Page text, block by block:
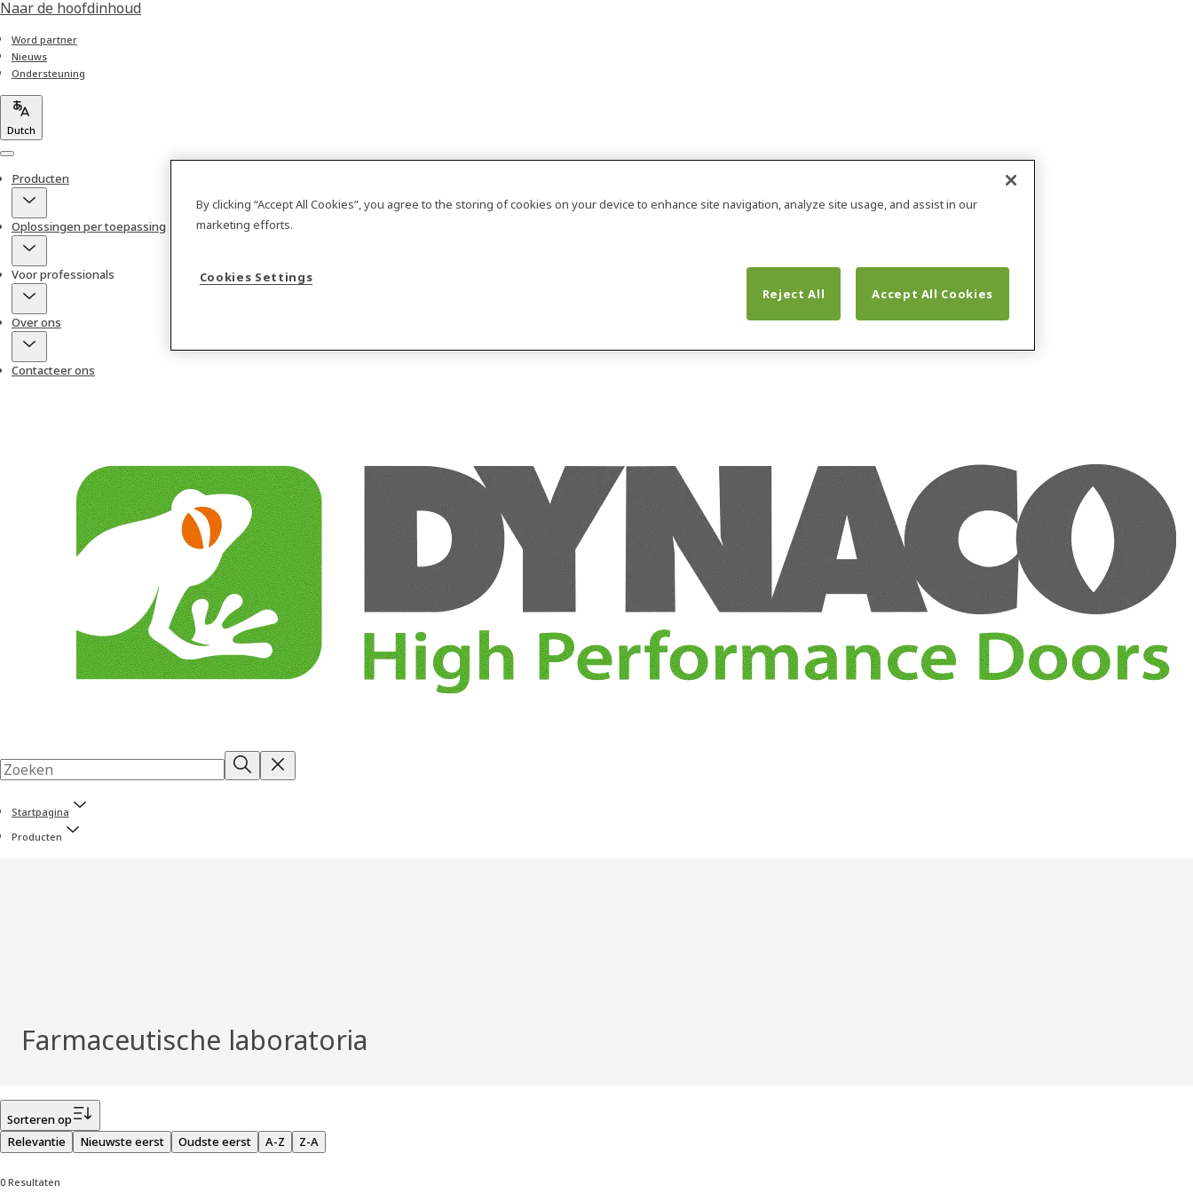
Naar de hoofdinhoud
Word partner
Nieuws
Ondersteuning
Dutch
Menu
Producten
Oplossingen per toepassing
Voor professionals
Over ons
Contacteer ons
Startpagina
Producten
Farmaceutische laboratoria
Sorteren op
Relevantie
Nieuwste eerst Oudste eerst A-Z Z-A
0 Resultaten
By clicking “Accept All Cookies”, you agree to the storing of cookies on your device to enhance site navigation, analyze site usage, and assist in our
marketing efforts.
Cookies Settings
Reject All
Accept All Cookies